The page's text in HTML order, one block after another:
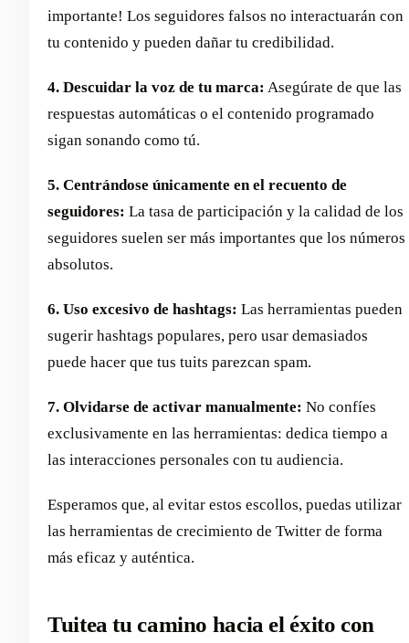
importante! Los seguidores falsos no interactuarán con
tu contenido y pueden dañar tu credibilidad.
4. Descuidar la voz de tu marca: Asegúrate de que las
respuestas automáticas o el contenido programado
sigan sonando como tú.
5. Centrándose únicamente en el recuento de
seguidores: La tasa de participación y la calidad de los
seguidores suelen ser más importantes que los números
absolutos.
6. Uso excesivo de hashtags: Las herramientas pueden
sugerir hashtags populares, pero usar demasiados
puede hacer que tus tuits parezcan spam.
7. Olvidarse de activar manualmente: No confíes
exclusivamente en las herramientas: dedica tiempo a
las interacciones personales con tu audiencia.
Esperamos que, al evitar estos escollos, puedas utilizar
las herramientas de crecimiento de Twitter de forma
más eficaz y auténtica.
Tuitea tu camino hacia el éxito con